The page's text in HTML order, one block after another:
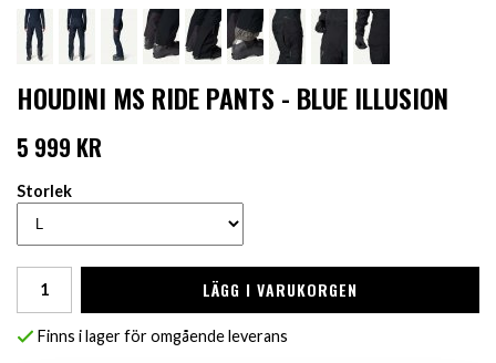
HOUDINI MS RIDE PANTS - BLUE ILLUSION
5 999 KR
Storlek
LÄGG I VARUKORGEN
Finns i lager för omgående leverans